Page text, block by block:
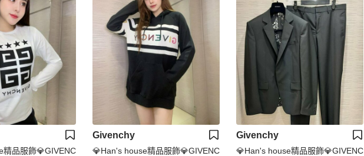
精品服飾💎GIVENC
Givenchy
💎Han's house精品服飾💎GIVENC
Givenchy
💎Han's house精品服飾💎GIVENC